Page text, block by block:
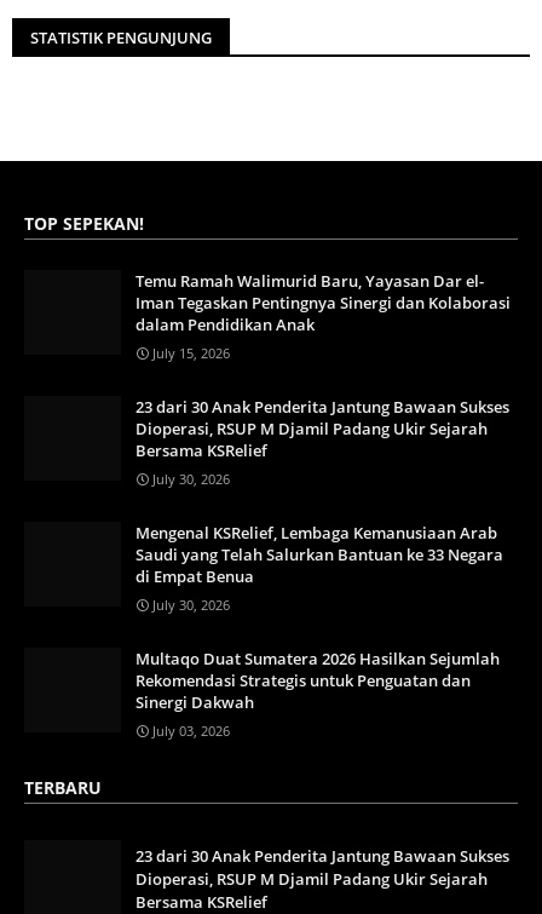
STATISTIK PENGUNJUNG
TOP SEPEKAN!
Temu Ramah Walimurid Baru, Yayasan Dar el-
Iman Tegaskan Pentingnya Sinergi dan Kolaborasi
dalam Pendidikan Anak
July 15, 2026
23 dari 30 Anak Penderita Jantung Bawaan Sukses
Dioperasi, RSUP M Djamil Padang Ukir Sejarah
Bersama KSRelief
July 30, 2026
Mengenal KSRelief, Lembaga Kemanusiaan Arab
Saudi yang Telah Salurkan Bantuan ke 33 Negara
di Empat Benua
July 30, 2026
Multaqo Duat Sumatera 2026 Hasilkan Sejumlah
Rekomendasi Strategis untuk Penguatan dan
Sinergi Dakwah
July 03, 2026
TERBARU
23 dari 30 Anak Penderita Jantung Bawaan Sukses
Dioperasi, RSUP M Djamil Padang Ukir Sejarah
Bersama KSRelief